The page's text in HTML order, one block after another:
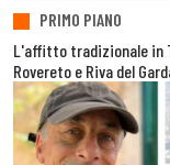
PRIMO PIANO
L'affitto tradizionale in
Rovereto e Riva del